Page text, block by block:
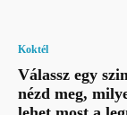
Koktél
Válassz egy
nézd meg,